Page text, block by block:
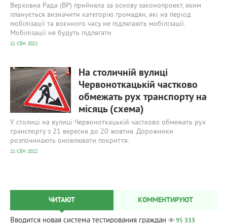
Верховна Рада (ВР) прийняла за основу законопроект, яким
планується визначити категорію громадян, які на період
мобілізації та воєнного часу не підлягають мобілізації.
Мобілізації не будуть підлягати
21 СЕН 2022
На столичній вулиці
Червоноткацькій частково
обмежать рух транспорту на
місяць (схема)
У столиці на вулиці Червоноткацькій частково обмежать рух
транспорту з 21 вересня до 20 жовтня. Дорожники
розпочинають оновлювати покриття.
21 СЕН 2022
ЧИТАЮТ КОММЕНТИРУЮТ
Вводится новая система тестирования граждан 95 333